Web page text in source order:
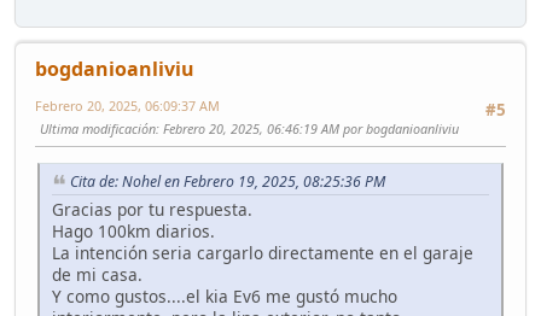
bogdanioanliviu
#5
Febrero 20, 2025, 06:09:37 AM
Ultima modificación: Febrero 20, 2025, 06:46:19 AM por bogdanioanliviu
Cita de: Nohel en Febrero 19, 2025, 08:25:36 PM
Gracias por tu respuesta.
Hago 100km diarios.
La intención seria cargarlo directamente en el garaje
de mi casa.
Y como gustos....el kia Ev6 me gustó mucho